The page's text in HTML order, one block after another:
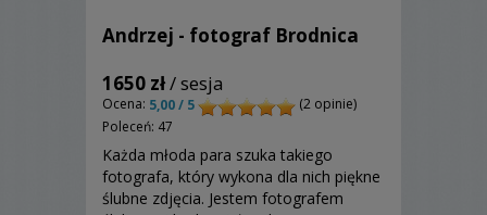
Andrzej - fotograf Brodnica
1650 zł/ sesja
Ocena: 5,00 / 5
(2 opinie)
Poleceń: 47
Każda młoda para szuka takiego
fotografa, który wykona dla nich piękne
ślubne zdjęcia. Jestem fotografem